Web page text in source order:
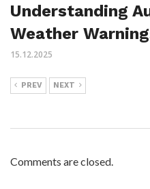
Understanding
Weather
15.12.2025
PREV NEXT
Comments are closed.